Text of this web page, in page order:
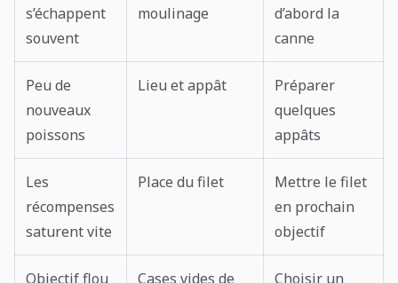
s’échappent
souvent
moulinage
d’abord la
canne
Peu de
nouveaux
poissons
Lieu et appât
Préparer
quelques
appâts
Les
récompenses
saturent vite
Place du filet
Mettre le filet
en prochain
objectif
Objectif flou Cases vides de Choisir un